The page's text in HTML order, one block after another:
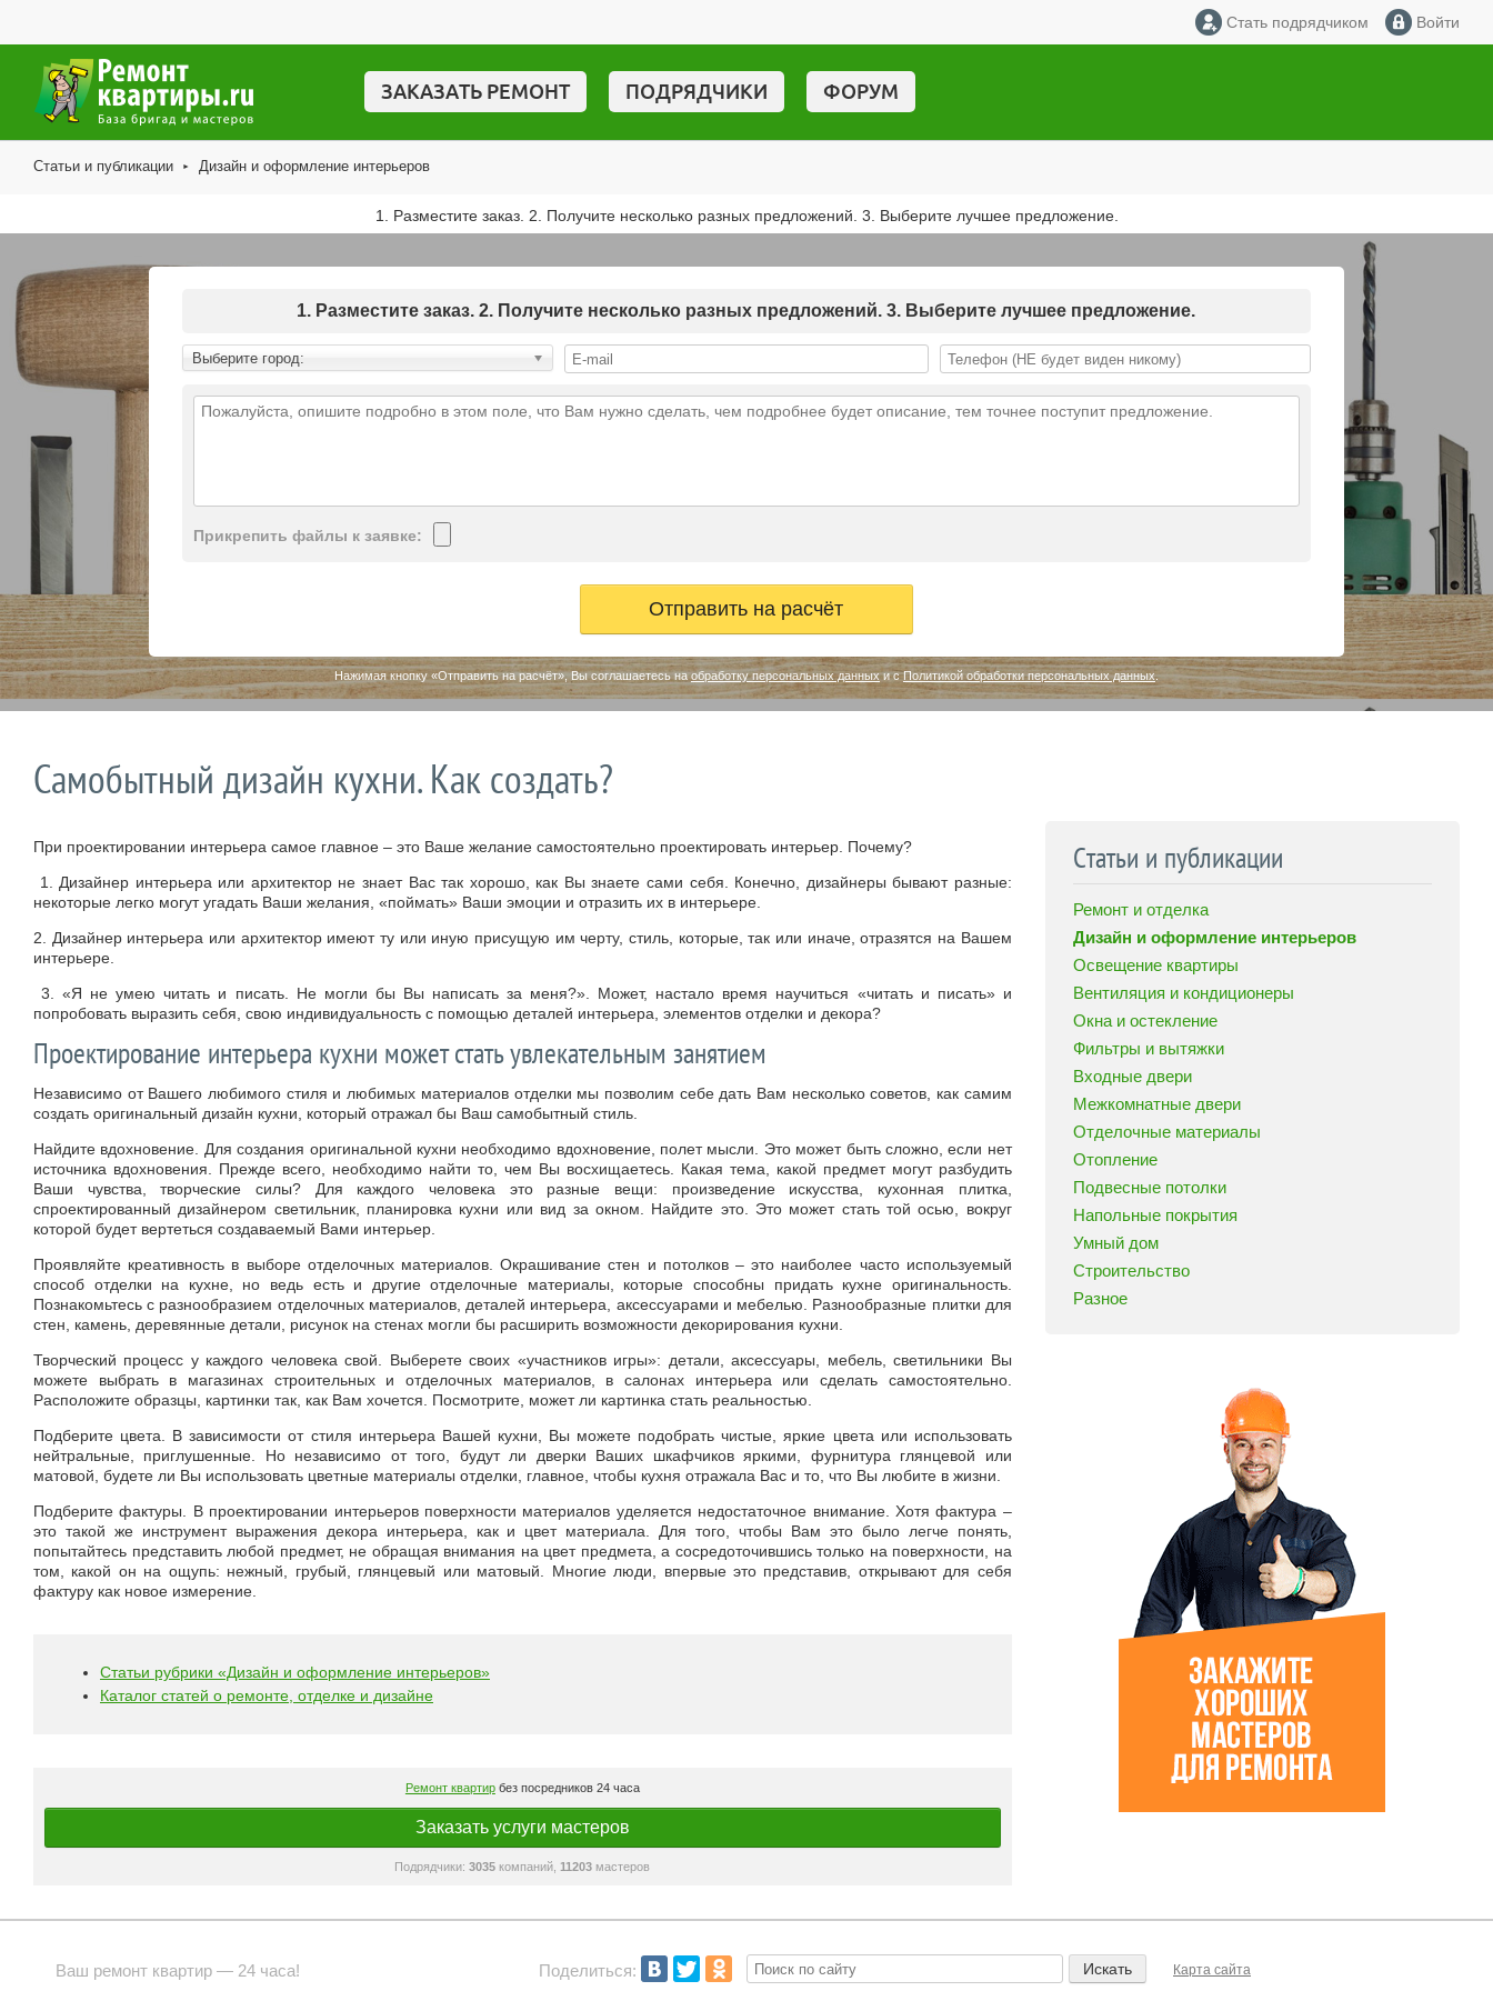
Стать подрядчиком Войти
ЗАКАЗАТЬ РЕМОНТ ПОДРЯДЧИКИ ФОРУМ
Статьи и публикации ► Дизайн и оформление интерьеров
1. Разместите заказ. 2. Получите несколько разных предложений. 3. Выберите лучшее предложение.
1. Разместите заказ. 2. Получите несколько разных предложений. 3. Выберите лучшее предложение.
Выберите город:
Прикрепить файлы к заявке:
Нажимая кнопку «Отправить на расчёт», Вы соглашаетесь наобработку персональных данныхи сПолитикой обработки персональных данных.
Самобытный дизайн кухни. Как создать?
При проектировании интерьера самое главное – это Ваше желание самостоятельно проектировать интерьер. Почему?
1. Дизайнер интерьера или архитектор не знает Вас так хорошо, как Вы знаете сами себя. Конечно, дизайнеры бывают разные:
некоторые легко могут угадать Ваши желания, «поймать» Ваши эмоции и отразить их в интерьере.
2. Дизайнер интерьера или архитектор имеют ту или иную присущую им черту, стиль, которые, так или иначе, отразятся на Вашем
интерьере.
3. «Я не умею читать и писать. Не могли бы Вы написать за меня?». Может, настало время научиться «читать и писать» и
попробовать выразить себя, свою индивидуальность с помощью деталей интерьера, элементов отделки и декора?
Проектирование интерьера кухни может стать увлекательным занятием
Независимо от Вашего любимого стиля и любимых материалов отделки мы позволим себе дать Вам несколько советов, как самим
создать оригинальный дизайн кухни, который отражал бы Ваш самобытный стиль.
Найдите вдохновение. Для создания оригинальной кухни необходимо вдохновение, полет мысли. Это может быть сложно, если нет
источника вдохновения. Прежде всего, необходимо найти то, чем Вы восхищаетесь. Какая тема, какой предмет могут разбудить
Ваши чувства, творческие силы? Для каждого человека это разные вещи: произведение искусства, кухонная плитка,
спроектированный дизайнером светильник, планировка кухни или вид за окном. Найдите это. Это может стать той осью, вокруг
которой будет вертеться создаваемый Вами интерьер.
Проявляйте креативность в выборе отделочных материалов. Окрашивание стен и потолков – это наиболее часто используемый
способ отделки на кухне, но ведь есть и другие отделочные материалы, которые способны придать кухне оригинальность.
Познакомьтесь с разнообразием отделочных материалов, деталей интерьера, аксессуарами и мебелью. Разнообразные плитки для
стен, камень, деревянные детали, рисунок на стенах могли бы расширить возможности декорирования кухни.
Творческий процесс у каждого человека свой. Выберете своих «участников игры»: детали, аксессуары, мебель, светильники Вы
можете выбрать в магазинах строительных и отделочных материалов, в салонах интерьера или сделать самостоятельно.
Расположите образцы, картинки так, как Вам хочется. Посмотрите, может ли картинка стать реальностью.
Подберите цвета. В зависимости от стиля интерьера Вашей кухни, Вы можете подобрать чистые, яркие цвета или использовать
нейтральные, приглушенные. Но независимо от того, будут ли дверки Ваших шкафчиков яркими, фурнитура глянцевой или
матовой, будете ли Вы использовать цветные материалы отделки, главное, чтобы кухня отражала Вас и то, что Вы любите в жизни.
Подберите фактуры. В проектировании интерьеров поверхности материалов уделяется недостаточное внимание. Хотя фактура –
это такой же инструмент выражения декора интерьера, как и цвет материала. Для того, чтобы Вам это было легче понять,
попытайтесь представить любой предмет, не обращая внимания на цвет предмета, а сосредоточившись только на поверхности, на
том, какой он на ощупь: нежный, грубый, глянцевый или матовый. Многие люди, впервые это представив, открывают для себя
фактуру как новое измерение.
Статьи рубрики «Дизайн и оформление интерьеров»
Каталог статей о ремонте, отделке и дизайне
Ремонт квартирбез посредников 24 часа
Заказать услуги мастеров
Подрядчики:3035 компаний, 11203 мастеров
Статьи и публикации
Ремонт и отделка
Дизайн и оформление интерьеров
Освещение квартиры
Вентиляция и кондиционеры
Окна и остекление
Фильтры и вытяжки
Входные двери
Межкомнатные двери
Отделочные материалы
Отопление
Подвесные потолки
Напольные покрытия
Умный дом
Строительство
Разное
Ваш ремонт квартир — 24 часа! Карта сайта
Поделиться: